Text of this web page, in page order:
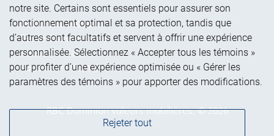
Ouvrir une session
Guide d’ouverture de
session initiale
Vous tenir informé
RBC Dominion valeurs mobilières, © 2026
notre site. Certains sont essentiels pour assurer son
fonctionnement optimal et sa protection, tandis que
d’autres sont facultatifs et servent à offrir une expérience
personnalisée. Sélectionnez « Accepter tous les témoins »
pour profiter d’une expérience optimisée ou « Gérer les
paramètres des témoins » pour apporter des modifications.
Rejeter tout